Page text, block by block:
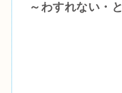
～わすれない・